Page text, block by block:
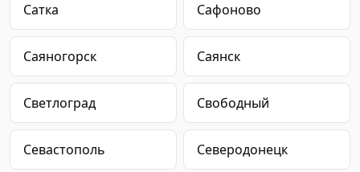
Сатка Сафоново
Саяногорск Саянск
Светлоград Свободный
Севастополь Северодонецк